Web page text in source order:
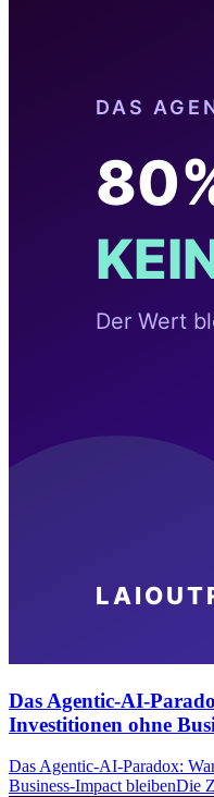
Das Agentic-AI-
Investitionen ohne
Das Agentic-AI-Paradox:
Business-Impact bleibenDie